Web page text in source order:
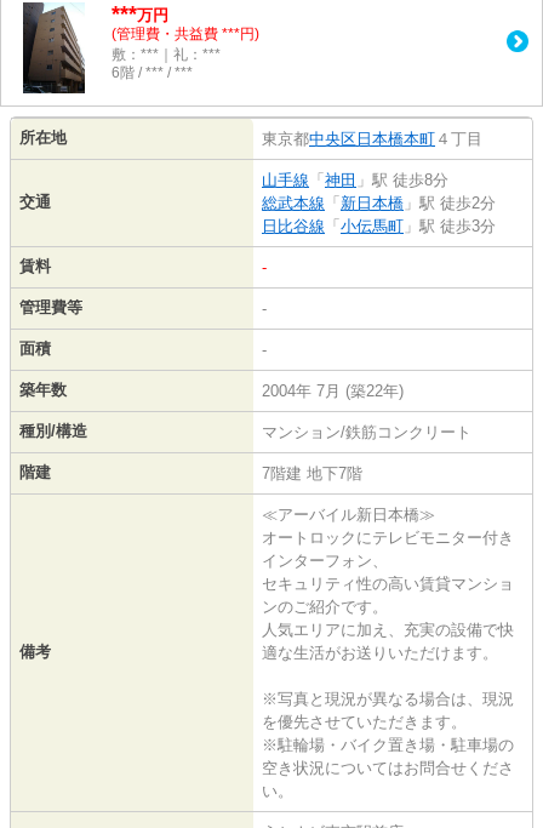
***万円
(管理費・共益費 ***円)
敷：***｜礼：***
6階 / *** / ***
所在地 東京都中央区 日本橋本町 ４丁目
交通
山手線 「 神田 」駅 徒歩8分
総武本線 「 新日本橋 」駅 徒歩2分
日比谷線 「 小伝馬町 」駅 徒歩3分
賃料 -
管理費等 -
面積 -
築年数 2004年 7月 (築22年)
種別/構造 マンション/鉄筋コンクリート
階建 7階建 地下7階
備考
≪アーバイル新日本橋≫
オートロックにテレビモニター付き
インターフォン、
セキュリティ性の高い賃貸マンショ
ンのご紹介です。
人気エリアに加え、充実の設備で快
適な生活がお送りいただけます。
※写真と現況が異なる場合は、現況
を優先させていただきます。
※駐輪場・バイク置き場・駐車場の
空き状況についてはお問合せくださ
い。